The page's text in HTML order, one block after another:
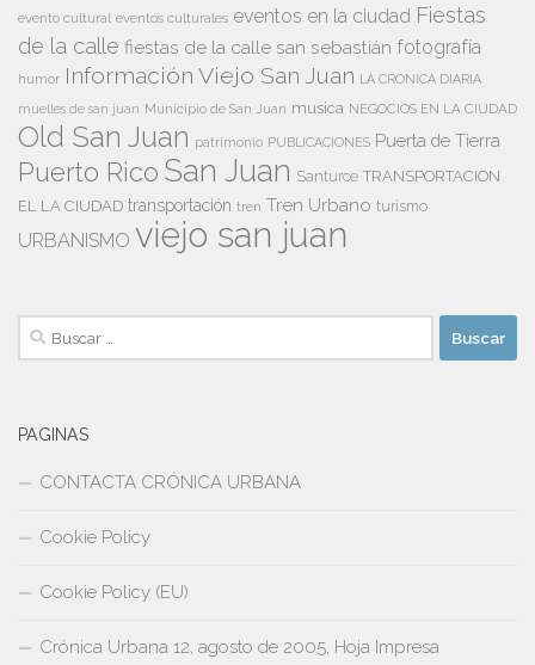
evento cultural eventos culturales eventos en la ciudad Fiestas
de la calle fiestas de la calle san sebastián fotografía
humor Información Viejo San Juan LA CRONICA DIARIA
muelles de san juan Municipio de San Juan musica NEGOCIOS EN LA CIUDAD
Old San Juan patrimonio PUBLICACIONES Puerta de Tierra
Puerto Rico San Juan Santurce TRANSPORTACION
EL LA CIUDAD transportación tren Tren Urbano turismo
URBANISMO viejo san juan
Buscar:
PAGINAS
CONTACTA CRÓNICA URBANA
Cookie Policy
Cookie Policy (EU)
Crónica Urbana 12, agosto de 2005, Hoja Impresa